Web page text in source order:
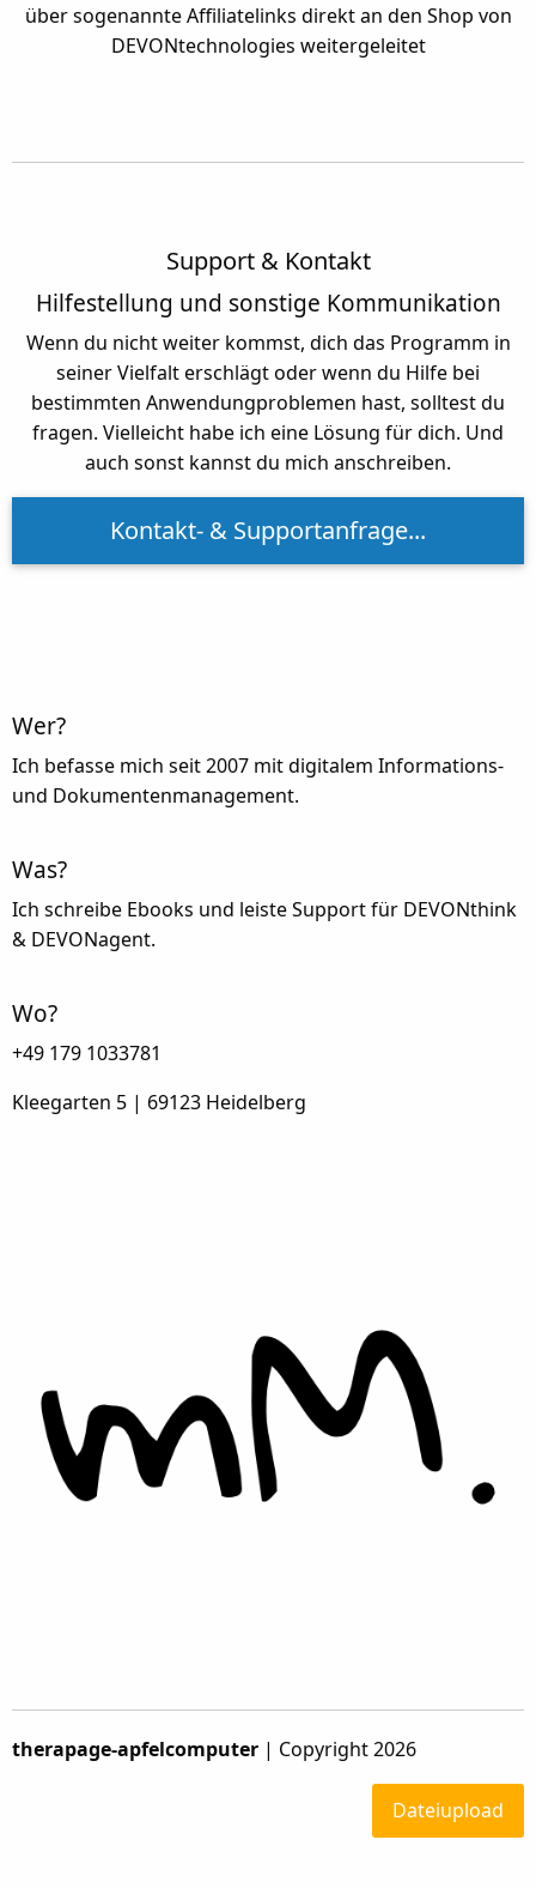
über sogenannte Affiliatelinks direkt an den Shop von
DEVONtechnologies weitergeleitet
Support & Kontakt
Hilfestellung und sonstige Kommunikation
Wenn du nicht weiter kommst, dich das Programm in
seiner Vielfalt erschlägt oder wenn du Hilfe bei
bestimmten Anwendungproblemen hast, solltest du
fragen. Vielleicht habe ich eine Lösung für dich. Und
auch sonst kannst du mich anschreiben.
Kontakt- & Supportanfrage...
Wer?
Ich befasse mich seit 2007 mit digitalem Informations-
und Dokumentenmanagement.
Was?
Ich schreibe Ebooks und leiste Support für DEVONthink
& DEVONagent.
Wo?
+49 179 1033781
Kleegarten 5 | 69123 Heidelberg
therapage-apfelcomputer | Copyright 2026
Dateiupload